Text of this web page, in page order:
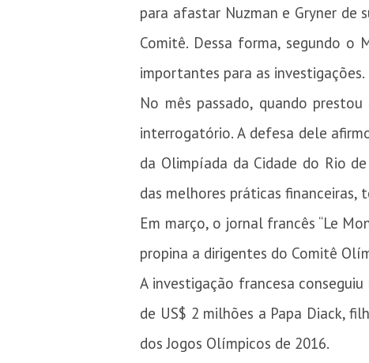
para afastar Nuzman e Gryner de
Comitê. Dessa forma, segundo o
importantes para as investigações.
No mês passado, quando
interrogatório. A defesa dele
da Olimpíada da Cidade do Rio
das melhores práticas financeiras,
Em março, o jornal francês “Le
propina a dirigentes do Comitê
A investigação francesa
de US$ 2 milhões a Papa Diack,
dos Jogos Olímpicos de 2016.